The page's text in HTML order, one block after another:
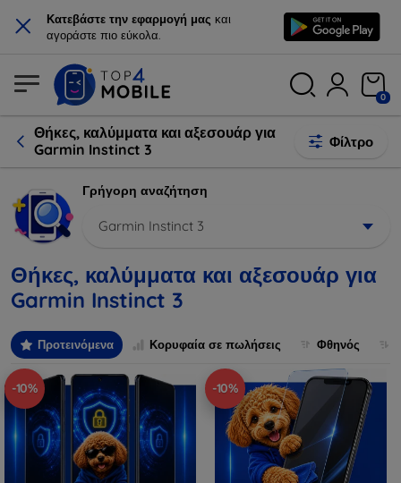
× Κατεβάστε την εφαρμογή μας και
αγοράστε πιο εύκολα.
0
Θήκες, καλύμματα και αξεσουάρ για
Garmin Instinct 3
Φίλτρο
Γρήγορη αναζήτηση
Garmin Instinct 3
Θήκες, καλύμματα και αξεσουάρ για
Garmin Instinct 3
Προτεινόμενα Κορυφαία σε πωλήσεις Φθηνός
-10% -10%